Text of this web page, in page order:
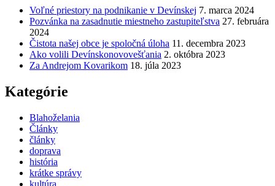
Voľné priestory na podnikanie v Devínskej 7. marca 2024
Pozvánka na zasadnutie miestneho zastupiteľstva 27. februára
2024
Čistota našej obce je spoločná úloha 11. decembra 2023
Ako volili Devínskonovovešťania 2. októbra 2023
Za Andrejom Kovarikom 18. júla 2023
Kategórie
Blahoželania
Články
články
doprava
história
krátke správy
kultúra